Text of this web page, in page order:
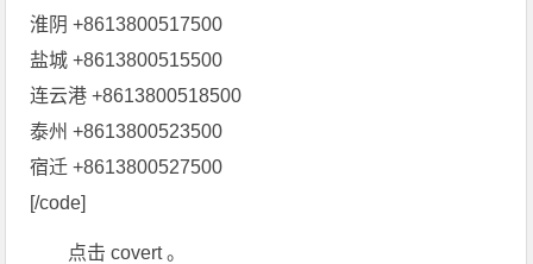
淮阴 +8613800517500
盐城 +8613800515500
连云港 +8613800518500
泰州 +8613800523500
宿迁 +8613800527500
[/code]
点击 covert 。